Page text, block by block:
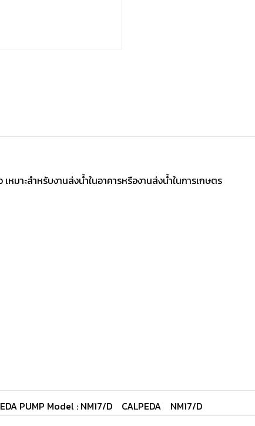
มาะสำหรับงานส่งนํ้าในอาคารหรืองานส่งนํ้าในการเกษตร
PUMP Model : NM17/D CALPEDA NM17/D